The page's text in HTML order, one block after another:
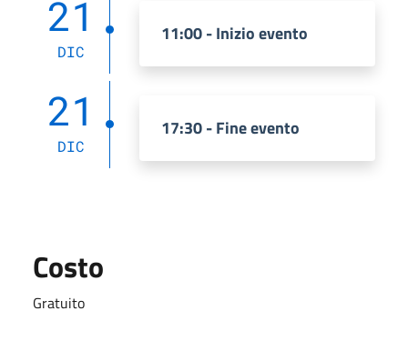
21
DIC
11:00 - Inizio evento
21
DIC
17:30 - Fine evento
Costo
Gratuito